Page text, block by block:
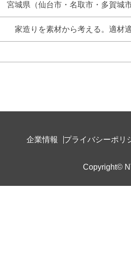
宮城県（仙台市・名取市・多賀城
家造りを素材から考える。適材
企業情報 プライバシーポリ
Copyright©